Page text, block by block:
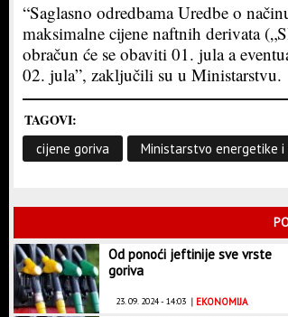
“Saglasno odredbama Uredbe o
maksimalne cijene naftnih derivata
obračun će se obaviti 01. jula a
02. jula”, zaključili su u Ministarstvu.
TAGOVI:
cijene goriva Ministarstvo energetike
Od ponoći jeftinije sve vrste
goriva
23. 09. 2024 - 14:03 | EKONOMIJA